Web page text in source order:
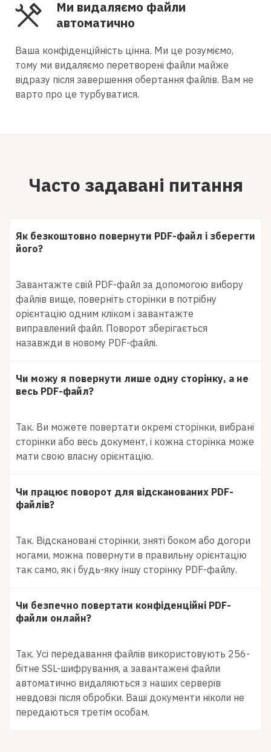
Ми видаляємо файли
автоматично
Ваша конфіденційність цінна. Ми це розуміємо,
тому ми видаляємо перетворені файли майже
відразу після завершення обертання файлів. Вам не
варто про це турбуватися.
Часто задавані питання
Як безкоштовно повернути PDF-файл і зберегти
його?
Завантажте свій PDF-файл за допомогою вибору
файлів вище, поверніть сторінки в потрібну
орієнтацію одним кліком і завантажте
виправлений файл. Поворот зберігається
назавжди в новому PDF-файлі.
Чи можу я повернути лише одну сторінку, а не
весь PDF-файл?
Так. Ви можете повертати окремі сторінки, вибрані
сторінки або весь документ, і кожна сторінка може
мати свою власну орієнтацію.
Чи працює поворот для відсканованих PDF-
файлів?
Так. Відскановані сторінки, зняті боком або догори
ногами, можна повернути в правильну орієнтацію
так само, як і будь-яку іншу сторінку PDF-файлу.
Чи безпечно повертати конфіденційні PDF-
файли онлайн?
Так. Усі передавання файлів використовують 256-
бітне SSL-шифрування, а завантажені файли
автоматично видаляються з наших серверів
невдовзі після обробки. Ваші документи ніколи не
передаються третім особам.